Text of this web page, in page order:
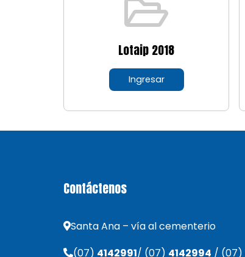
Lotaip 2018
Ingresar
Contáctenos
Santa Ana – vía al cementerio
(07) 4142991/ (07) 4142994 / (07)